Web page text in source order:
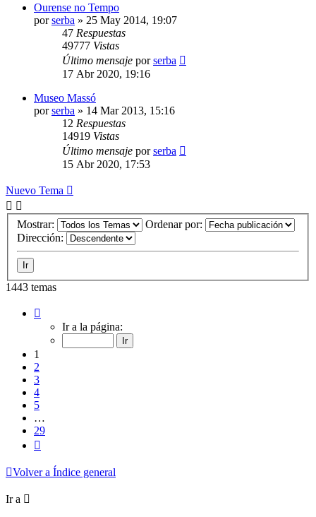
Ourense no Tempo
porserba » 25 May 2014, 19:07
47 Respuestas
49777 Vistas
Último mensaje porserba
17 Abr 2020, 19:16
Museo Massó
porserba » 14 Mar 2013, 15:16
12 Respuestas
14919 Vistas
Último mensaje porserba
15 Abr 2020, 17:53
Nuevo Tema
Mostrar:
Ordenar por:
Dirección:
1443 temas
Ir a la página:
1
2
3
4
5
…
29
Volver a Índice general
Ir a